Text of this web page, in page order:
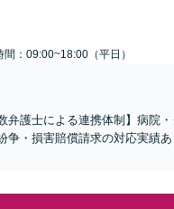
間：09:00~18:00（平日）
弁護士による連携体制】病院
争・損害賠償請求の対応実績